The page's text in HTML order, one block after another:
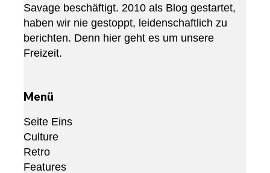
Savage beschäftigt. 2010 als Blog gestartet,
haben wir nie gestoppt, leidenschaftlich zu
berichten. Denn hier geht es um unsere
Freizeit.
Menü
Seite Eins
Culture
Retro
Features